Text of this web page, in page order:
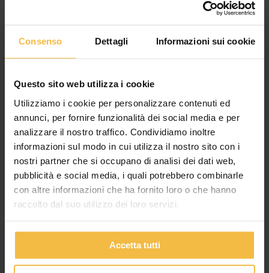
Consenso Dettagli Informazioni sui cookie
Questo sito web utilizza i cookie
Utilizziamo i cookie per personalizzare contenuti ed
annunci, per fornire funzionalità dei social media e per
analizzare il nostro traffico. Condividiamo inoltre
informazioni sul modo in cui utilizza il nostro sito con i
nostri partner che si occupano di analisi dei dati web,
pubblicità e social media, i quali potrebbero combinarle
con altre informazioni che ha fornito loro o che hanno
raccolto dal suo utilizzo dei loro servizi.
Accetta tutti
IL CONSORZIO AGRARIO DI CREMONA
APPROVA IL BILANCIO 2025: CRESCE IL
FATTURATO, MIGLIORANO REDDITIVITÀ E
SOLIDITÀ PATRIMONIALE
sviluppo del Consorzio. Valore della produzione a oltre 340
milioni di euro, utile netto a 674